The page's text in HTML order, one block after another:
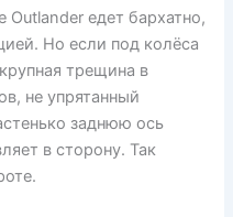
едет бархатно,
Но если под колёса
трещина в
не упрятанный
заднюю ось
в сторону. Так